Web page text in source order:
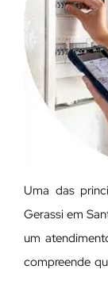
Uma das
Gerassi em
um
compreende